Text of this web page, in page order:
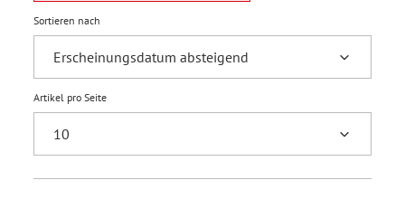
Sortieren nach
Artikel pro Seite